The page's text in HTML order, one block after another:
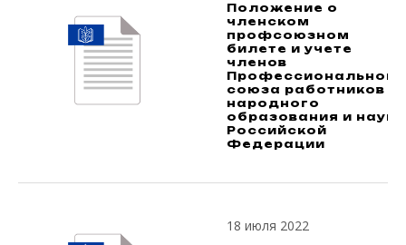
Положение о
членском
профсоюзном
билете и учете
членов
Профессионального
союза работников
народного
образования и науки
Российской
Федерации
18 июля 2022